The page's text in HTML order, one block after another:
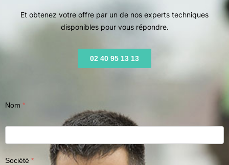
Et obtenez votre offre par un de nos experts techniques
disponibles pour vous répondre.
02 40 95 13 13
Nom
Société